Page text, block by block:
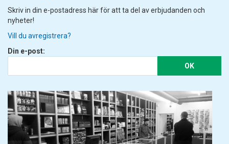
Skriv in din e-postadress här för att ta del av erbjudanden och
nyheter!
Vill du avregistrera?
Din e-post:
OK